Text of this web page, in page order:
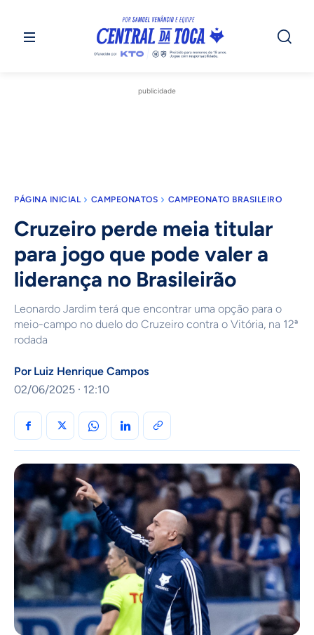
publicidade
PÁGINA INICIAL CAMPEONATOS CAMPEONATO BRASILEIRO
Cruzeiro perde meia titular
para jogo que pode valer a
liderança no Brasileirão
Leonardo Jardim terá que encontrar uma opção para o
meio-campo no duelo do Cruzeiro contra o Vitória, na 12ª
rodada
Por Luiz Henrique Campos
02/06/2025 · 12:10